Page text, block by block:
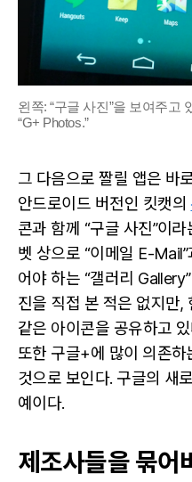
왼쪽: “구글 사진”을 보여주고
“G+ Photos.”
그 다음으로 짤릴 앱은 바
안드로이드 버전인 킷캣의
콘과 함께 “구글 사진”이
벳 상으로 “이메일 E-
어야 하는 “갤러리
진을 직접 본 적은 없지만,
같은 아이콘을 공유하고
또한 구글+에 많이 의존하
것으로 보인다. 구글의 새
예이다.
제조사들을 묶어